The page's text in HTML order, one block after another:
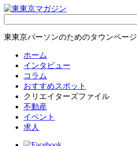
東東京パーソンのためのタウンページ
ホーム
インタビュー
コラム
おすすめスポット
クリエイターズファイル
不動産
イベント
求人